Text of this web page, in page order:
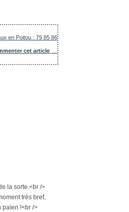
en Poitou : 79 85 86
cet article
la sorte.<br />
très bref,
païen !<br />